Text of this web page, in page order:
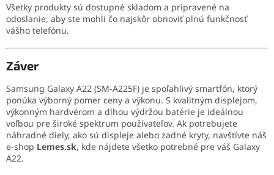
Všetky produkty sú dostupné skladom a pripravené na
odoslanie, aby ste mohli čo najskôr obnoviť plnú funkčnosť
vášho telefónu.
Záver
Samsung Galaxy A22 (SM-A225F) je spoľahlivý smartfón, ktorý
ponúka výborný pomer ceny a výkonu. S kvalitným displejom,
výkonným hardvérom a dlhou výdržou batérie je ideálnou
voľbou pre široké spektrum používateľov. Ak potrebujete
náhradné diely, ako sú displeje alebo zadné kryty, navštívte náš
e-shop Lemes.sk, kde nájdete všetko potrebné pre váš Galaxy
A22.